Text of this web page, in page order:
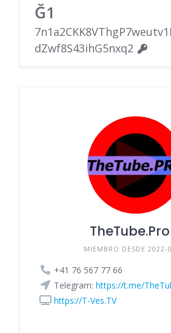
Ğ1
dZwf8S43ihG5nxq2
TheTube.Pro
MIEMBRO DESDE 2022-
+41 76 567 77 66
Telegram: https://t.me/
https://T-Ves.TV